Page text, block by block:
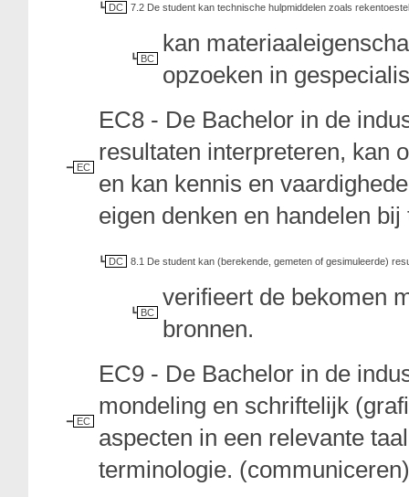
DC 7.2 De student kan technische hulpmiddelen zoals
BC
kan
opzoeken in
EC
EC8 - De Bachelor in de
resultaten interpreteren, kan
en kan kennis en
eigen denken en handelen
DC 8.1 De student kan (berekende, gemeten of gesimuleerde)
BC
verifieert de bekomen
bronnen.
EC
EC9 - De Bachelor in de
mondeling en schriftelijk
aspecten in een relevante
terminologie. (communiceren)